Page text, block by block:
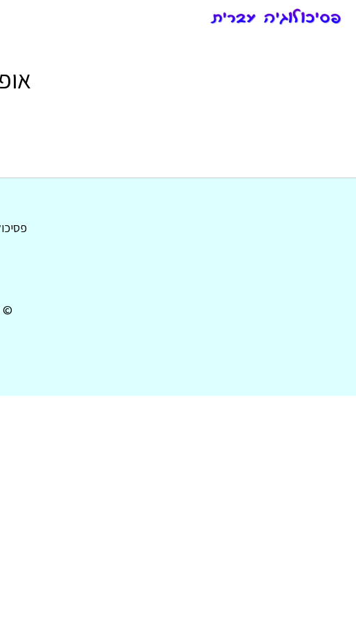
© 2002-2019 כל הזכויות שמורות לפסיכולוגיה עברית